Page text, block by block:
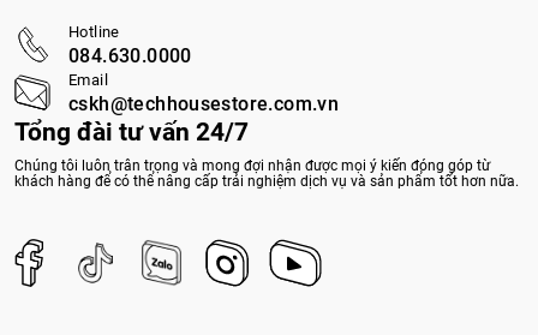
Tổng đài tư vấn 24/7
Chúng tôi luôn trân trọng và mong đợi nhận được mọi ý kiến đóng góp từ
khách hàng để có thể nâng cấp trải nghiệm dịch vụ và sản phẩm tốt hơn nữa.
Hotline
084.630.0000
Email
cskh@techhousestore.com.vn